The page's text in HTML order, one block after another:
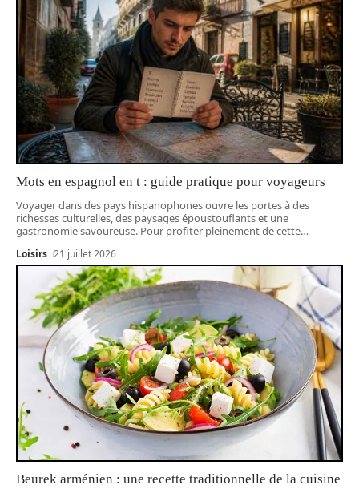
Mots en espagnol en t : guide pratique pour voyageurs
Voyager dans des pays hispanophones ouvre les portes à des
richesses culturelles, des paysages époustouflants et une
gastronomie savoureuse. Pour profiter pleinement de cette…
Loisirs 21 juillet 2026
Beurek arménien : une recette traditionnelle de la cuisine